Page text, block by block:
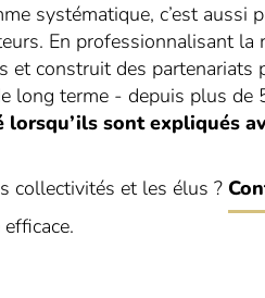
systématique, c’est aussi
En professionnalisant
et construit des partenariats
long terme - depuis plus
sont expliqués
collectivités et les élus ?